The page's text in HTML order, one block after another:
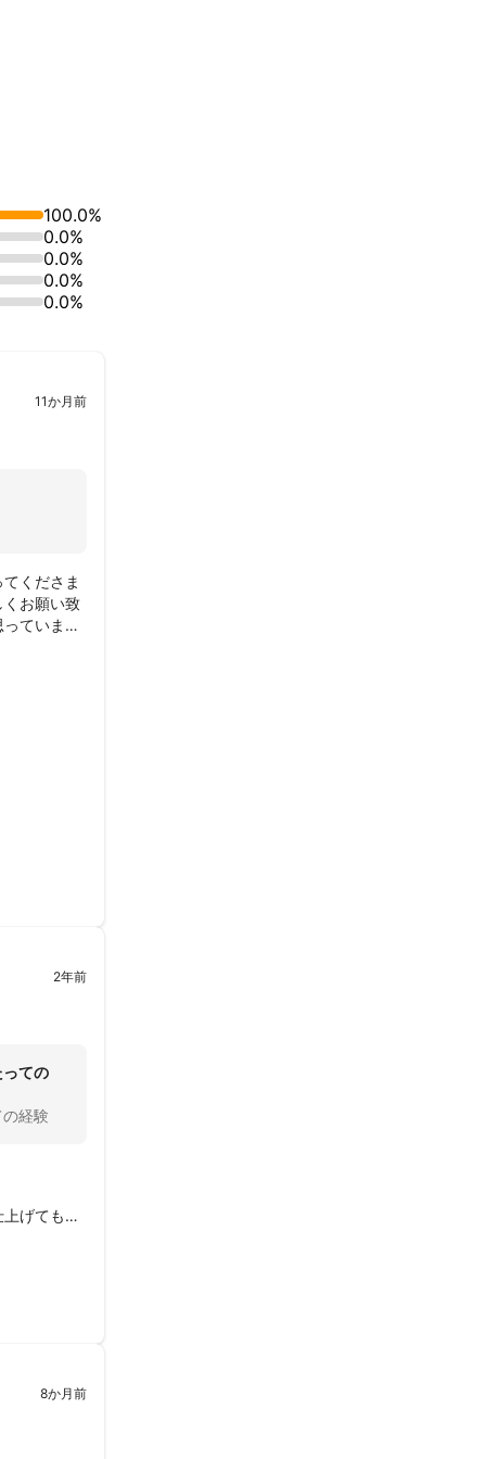
100.0%
0.0%
0.0%
0.0%
0.0%
11か月前
くださま
お願い致
ていま
2年前
ての
経験
げてもら
8か月前